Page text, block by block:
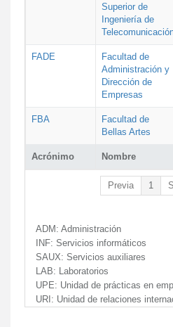
Acrónimo Nombre
Superior de
Ingeniería de
FADE
Facultad de
Administración y
Dirección de
Empresas
FBA
Facultad de
Bellas Artes
Previa 1
ADM: Administración
INF: Servicios informáticos
SAUX: Servicios auxiliares
LAB: Laboratorios
UPE: Unidad de prácticas en
URI: Unidad de relaciones